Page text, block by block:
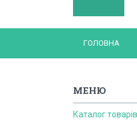
ГОЛОВНА
Каталог товарів